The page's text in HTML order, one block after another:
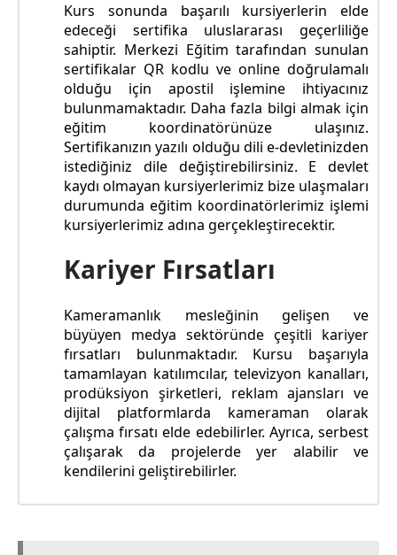
Kurs sonunda başarılı kursiyerlerin elde
edeceği sertifika uluslararası geçerliliğe
sahiptir. Merkezi Eğitim tarafından sunulan
sertifikalar QR kodlu ve online doğrulamalı
olduğu için apostil işlemine ihtiyacınız
bulunmamaktadır. Daha fazla bilgi almak için
eğitim koordinatörünüze ulaşınız.
Sertifikanızın yazılı olduğu dili e-devletinizden
istediğiniz dile değiştirebilirsiniz. E devlet
kaydı olmayan kursiyerlerimiz bize ulaşmaları
durumunda eğitim koordinatörlerimiz işlemi
kursiyerlerimiz adına gerçekleştirecektir.
Kariyer Fırsatları
Kameramanlık mesleğinin gelişen ve
büyüyen medya sektöründe çeşitli kariyer
fırsatları bulunmaktadır. Kursu başarıyla
tamamlayan katılımcılar, televizyon kanalları,
prodüksiyon şirketleri, reklam ajansları ve
dijital platformlarda kameraman olarak
çalışma fırsatı elde edebilirler. Ayrıca, serbest
çalışarak da projelerde yer alabilir ve
kendilerini geliştirebilirler.